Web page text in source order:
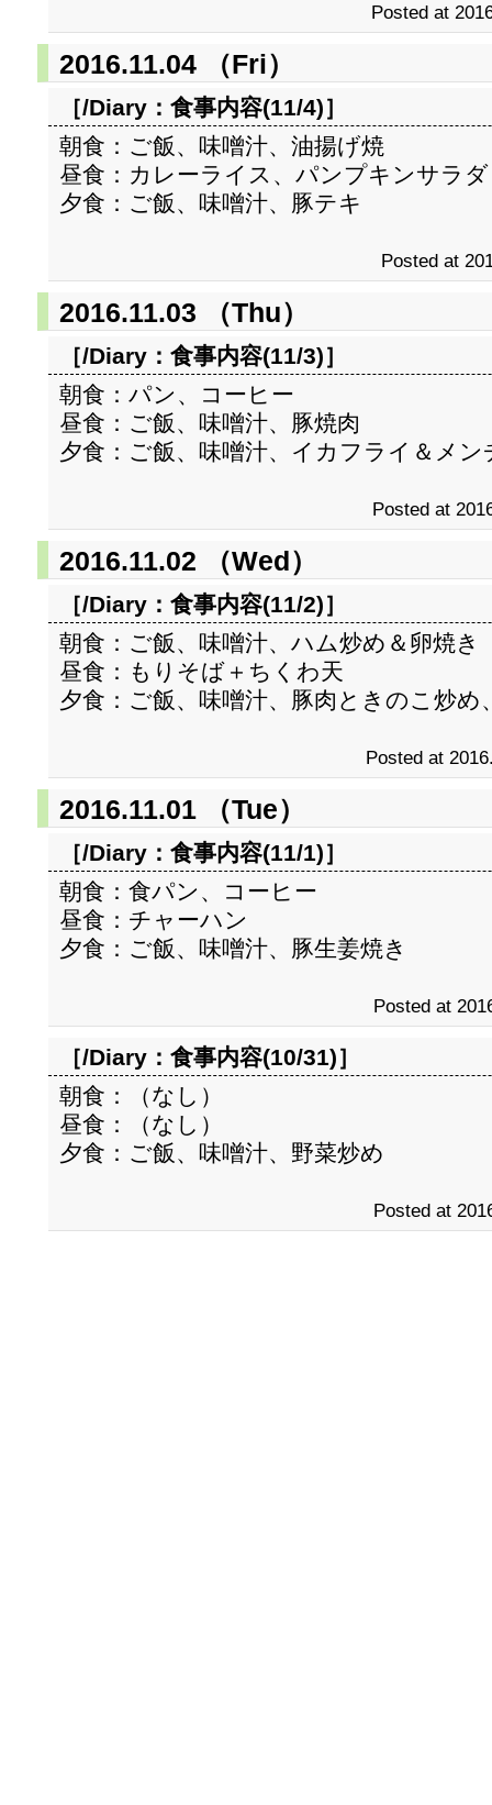
Posted at
2016.11.04 （Fri）
［/Diary： 食事内容(11/4)］
朝食：ご飯、味噌汁、油揚げ焼
昼食：カレーライス、パンプキンサラダ
夕食：ご飯、味噌汁、豚テキ
Posted at
2016.11.03 （Thu）
［/Diary： 食事内容(11/3)］
朝食：パン、コーヒー
昼食：ご飯、味噌汁、豚焼肉
夕食：ご飯、味噌汁、イカフライ＆メ
Posted at
2016.11.02 （Wed）
［/Diary： 食事内容(11/2)］
朝食：ご飯、味噌汁、ハム炒め＆卵焼き
昼食：もりそば＋ちくわ天
夕食：ご飯、味噌汁、豚肉ときのこ炒め
Posted at
2016.11.01 （Tue）
［/Diary： 食事内容(11/1)］
朝食：食パン、コーヒー
昼食：チャーハン
夕食：ご飯、味噌汁、豚生姜焼き
Posted at
［/Diary： 食事内容(10/31)］
朝食：（なし）
昼食：（なし）
夕食：ご飯、味噌汁、野菜炒め
Posted at